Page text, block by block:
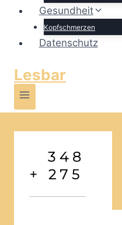
Gesundheit
Kopfschmerzen
Datenschutz
Lesbar